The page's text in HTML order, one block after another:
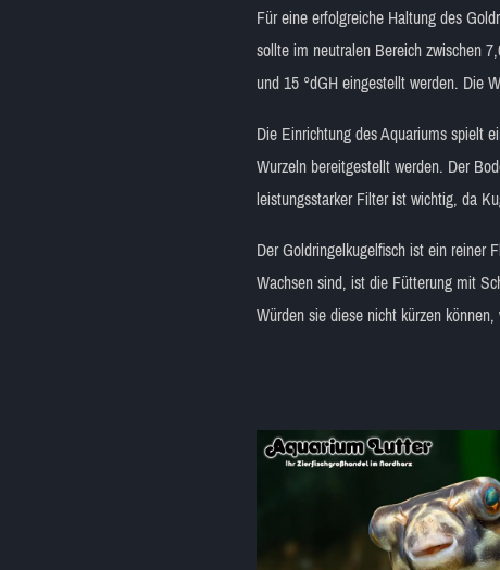
Für eine erfolgreiche Haltung des
sollte im neutralen Bereich zwischen
und 15 °dGH eingestellt werden. Die
Die Einrichtung des Aquariums spielt
Wurzeln bereitgestellt werden. Der
leistungsstarker Filter ist wichtig, da
Der Goldringelkugelfisch ist ein reiner
Wachsen sind, ist die Fütterung mit
Würden sie diese nicht kürzen